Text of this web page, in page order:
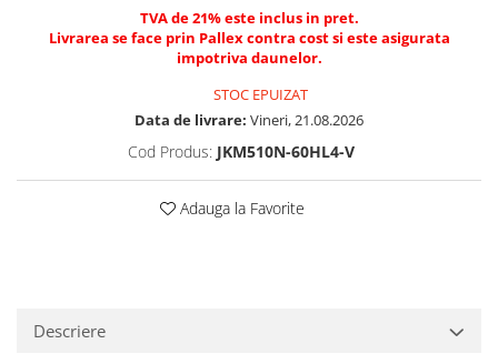
TVA de 21% este inclus in pret.
Livrarea se face prin Pallex contra cost si este asigurata
impotriva daunelor.
STOC EPUIZAT
Data de livrare: Vineri, 21.08.2026
Cod Produs: JKM510N-60HL4-V
Adauga la Favorite
Descriere